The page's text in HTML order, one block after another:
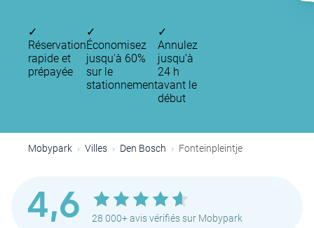
✓
Réservation
rapide et
prépayée
✓
Économisez
jusqu'à 60%
sur le
stationnement
✓
Annulez
jusqu’à
24 h
avant le
début
Mobypark Villes Den Bosch Fonteinpleintje
4,6 28 000+ avis vérifiés sur Mobypark